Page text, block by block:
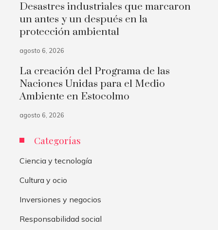
Desastres industriales que marcaron
un antes y un después en la
protección ambiental
agosto 6, 2026
La creación del Programa de las
Naciones Unidas para el Medio
Ambiente en Estocolmo
agosto 6, 2026
Categorías
Ciencia y tecnología
Cultura y ocio
Inversiones y negocios
Responsabilidad social